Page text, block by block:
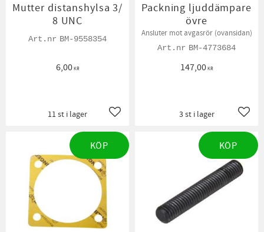
Mutter distanshylsa 3/
8 UNC
BM-9558354
6,00KR
Lägg till i favoriter
11 st i lager
Packning ljuddämpare
övre
Ansluter mot avgasrör (ovansidan)
BM-4773684
147,00KR
3 st i lager
KÖP KÖP